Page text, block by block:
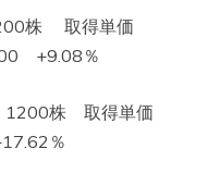
株 取得単価
+9.08％
1200株 取得単価
％